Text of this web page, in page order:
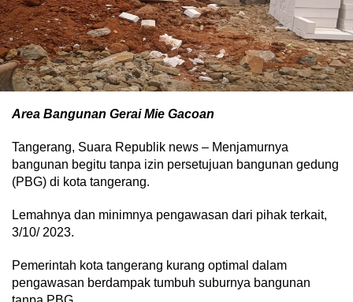
Area Bangunan Gerai Mie Gacoan
Tangerang, Suara Republik news – Menjamurnya
bangunan begitu tanpa izin persetujuan bangunan gedung
(PBG) di kota tangerang.
Lemahnya dan minimnya pengawasan dari pihak terkait,
3/10/ 2023.
Pemerintah kota tangerang kurang optimal dalam
pengawasan berdampak tumbuh suburnya bangunan